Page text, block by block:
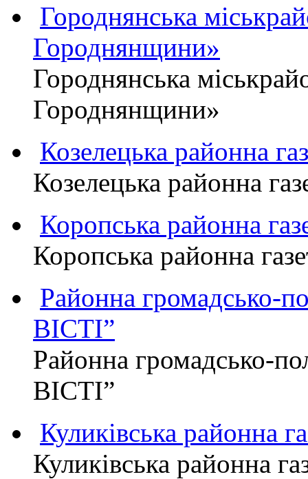
Городнянська
Городнянщини»
Городнянська
Городнянщини»
Козелецька районна
Козелецька районна
Коропська районна
Коропська районна
Районна громадсько-
ВІСТІ”
Районна громадсько-
ВІСТІ”
Куликівська районна
Куликівська районна